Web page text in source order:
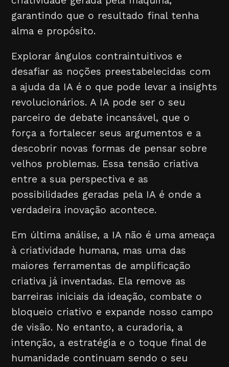
garantindo que o resultado final tenha
alma e propósito.
Explorar ângulos contraintuitivos e
desafiar as noções preestabelecidas com
a ajuda da IA é o que pode levar a insights
revolucionários. A IA pode ser o seu
parceiro de debate incansável, que o
força a fortalecer seus argumentos e a
descobrir novas formas de pensar sobre
velhos problemas. Essa tensão criativa
entre a sua perspectiva e as
possibilidades geradas pela IA é onde a
verdadeira inovação acontece.
Em última análise, a IA não é uma ameaça
à criatividade humana, mas uma das
maiores ferramentas de amplificação
criativa já inventadas. Ela remove as
barreiras iniciais da ideação, combate o
bloqueio criativo e expande nosso campo
de visão. No entanto, a curadoria, a
intenção, a estratégia e o toque final de
humanidade continuam sendo o seu